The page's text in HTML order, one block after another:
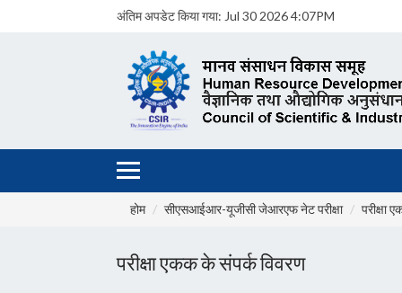
अंतिम अपडेट किया गया: Jul 30 2026 4:07PM
होम सीएसआईआर-यूजीसी जेआरएफ नेट परीक्षा परीक्षा
परीक्षा एकक के संपर्क विवरण